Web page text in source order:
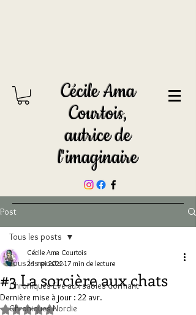
Cécile Ama
Courtois,
autrice de
l'imaginaire
Post
Tous les posts
Chroniques Ève aux sables dormant
Chroniques Nordie
Tous les posts
#3 La sorcière aux chats
Cécile Ama Courtois
24 mai 202217 min de lecture
Dernière mise à jour : 22 avr.
Noté NaN étoiles sur 5.